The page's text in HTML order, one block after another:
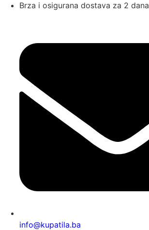
Brza i osigurana dostava za 2 dana
info@kupatila.ba